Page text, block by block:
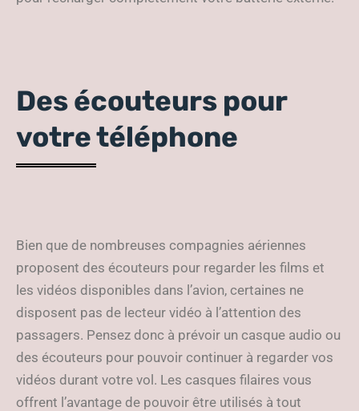
Des écouteurs pour
votre téléphone
Bien que de nombreuses compagnies aériennes
proposent des écouteurs pour regarder les films et
les vidéos disponibles dans l’avion, certaines ne
disposent pas de lecteur vidéo à l’attention des
passagers. Pensez donc à prévoir un casque audio ou
des écouteurs pour pouvoir continuer à regarder vos
vidéos durant votre vol. Les casques filaires vous
offrent l’avantage de pouvoir être utilisés à tout